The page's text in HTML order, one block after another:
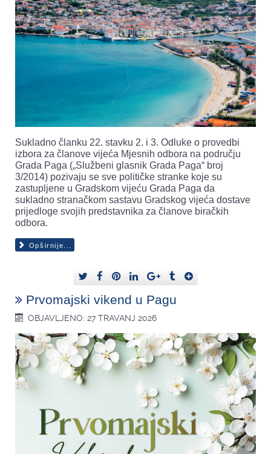
Sukladno članku 22. stavku 2. i 3. Odluke o provedbi
izbora za članove vijeća Mjesnih odbora na području
Grada Paga („Službeni glasnik Grada Paga“ broj
3/2014) pozivaju se sve političke stranke koje su
zastupljene u Gradskom vijeću Grada Paga da
sukladno stranačkom sastavu Gradskog vijeća dostave
prijedloge svojih predstavnika za članove biračkih
odbora.
Opširnije...
Prvomajski vikend u Pagu
OBJAVLJENO: 27 TRAVANJ 2026